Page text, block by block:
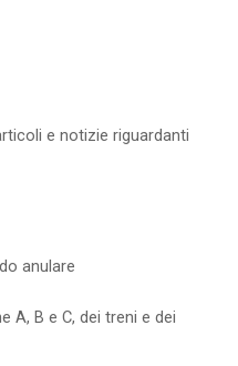
e notizie riguardanti
anulare
A, B e C, dei treni e dei